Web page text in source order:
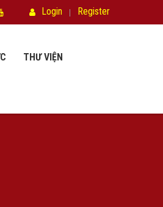
Login Register
THƯ VIỆN